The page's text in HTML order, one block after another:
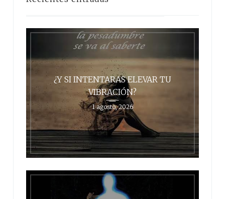
¿Y SI INTENTARAS ELEVAR TU
VIBRACIÓN?
1 agosto, 2026